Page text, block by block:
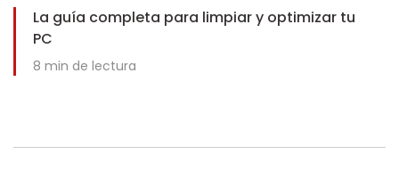
La guía completa para limpiar y optimizar tu
PC
8 min de lectura